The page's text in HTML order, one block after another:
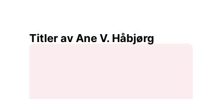
Titler av Ane V. Håbjørg